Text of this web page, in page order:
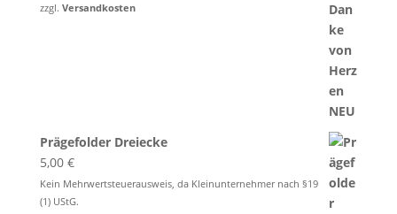
zzgl. Versandkosten
Prägefolder Dreiecke
5,00 €
Kein Mehrwertsteuerausweis, da Kleinunternehmer nach §19
(1) UStG.